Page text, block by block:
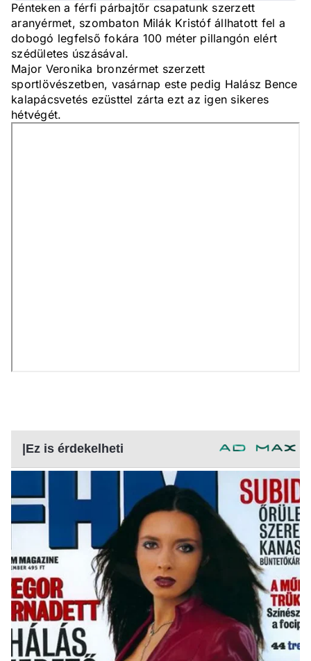
Pénteken a férfi párbajtőr csapatunk szerzett
aranyérmet, szombaton Milák Kristóf állhatott fel a
dobogó legfelső fokára 100 méter pillangón elért
szédületes úszásával.
Major Veronika bronzérmet szerzett
sportlövészetben, vasárnap este pedig Halász Bence
kalapácsvetés ezüsttel zárta ezt az igen sikeres
hétvégét.